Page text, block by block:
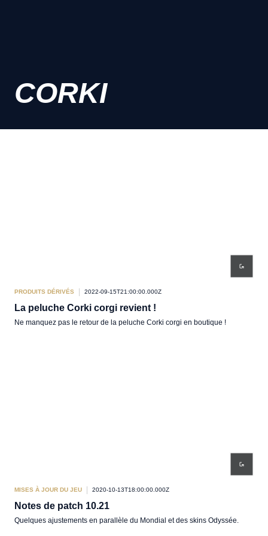
CORKI
PRODUITS DÉRIVÉS 2022-09-15T21:00:00.000Z
La peluche Corki corgi revient !
Ne manquez pas le retour de la peluche Corki corgi en boutique !
MISES À JOUR DU JEU 2020-10-13T18:00:00.000Z
Notes de patch 10.21
Quelques ajustements en parallèle du Mondial et des skins Odyssée.